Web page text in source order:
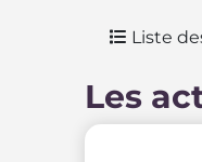
Liste
Les